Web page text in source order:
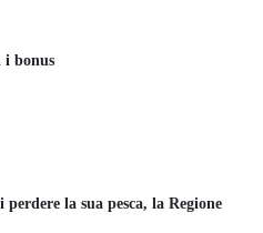
i bonus
la sua pesca, la Regione